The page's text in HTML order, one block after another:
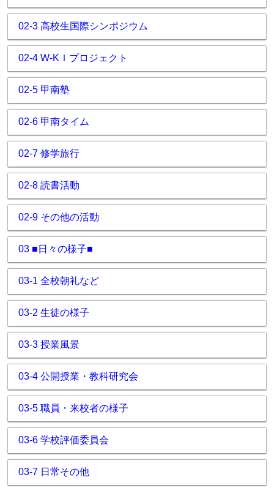
02-3 高校生国際シンポジウム
02-4 W-KＩプロジェクト
02-5 甲南塾
02-6 甲南タイム
02-7 修学旅行
02-8 読書活動
02-9 その他の活動
03 ■日々の様子■
03-1 全校朝礼など
03-2 生徒の様子
03-3 授業風景
03-4 公開授業・教科研究会
03-5 職員・来校者の様子
03-6 学校評価委員会
03-7 日常その他